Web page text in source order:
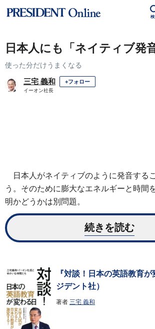
検
日本人にも「ネイティブ発
使った分だけうまくなる
三宅 義和 +フォロー
イーオン社長
日本人がネイティブのように発音する
う。そのために膨大なエネルギーと時間
明かどうかは別問題。
続きを読む
『対談！日本の英語教育
ジデント社）
著者 三宅 義和